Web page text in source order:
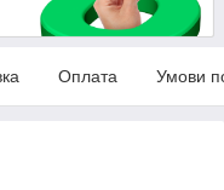
Оплата Умови